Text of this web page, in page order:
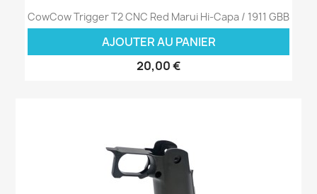
CowCow Trigger T2 CNC Red Marui Hi-Capa / 1911 GBB
AJOUTER AU PANIER
20,00 €